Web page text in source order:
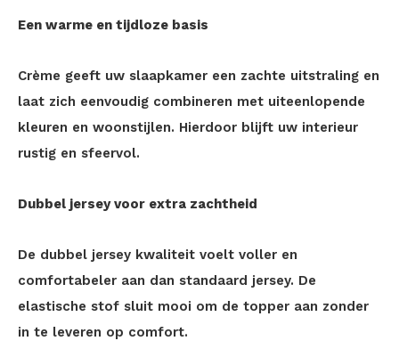
Een warme en tijdloze basis
Crème geeft uw slaapkamer een zachte uitstraling en
laat zich eenvoudig combineren met uiteenlopende
kleuren en woonstijlen. Hierdoor blijft uw interieur
rustig en sfeervol.
Dubbel jersey voor extra zachtheid
De dubbel jersey kwaliteit voelt voller en
comfortabeler aan dan standaard jersey. De
elastische stof sluit mooi om de topper aan zonder
in te leveren op comfort.